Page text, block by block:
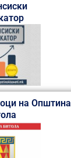
на Општина